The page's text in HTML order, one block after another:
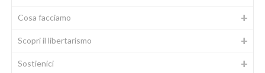
Cosa facciamo
Scopri il libertarismo
Sostienici